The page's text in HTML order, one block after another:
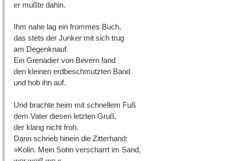
er mußte dahin.
Ihm nahe lag ein frommes Buch,
das stets der Junker mit sich trug
am Degenknauf.
Ein Grenadier von Bevern fand
den kleinen erdbeschmutzten Band
und hob ihn auf.
Und brachte heim mit schnellem Fuß
dem Vater diesen letzten Gruß,
der klang nicht froh.
Dann schrieb hinein die Zitterhand:
»Kolin. Mein Sohn verscharrt im Sand,